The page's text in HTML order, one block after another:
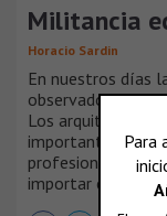
Militancia
Horacio Sardin
En nuestros días
observadora
Los arquitectos y
importante con el
profesionalmente
importar el